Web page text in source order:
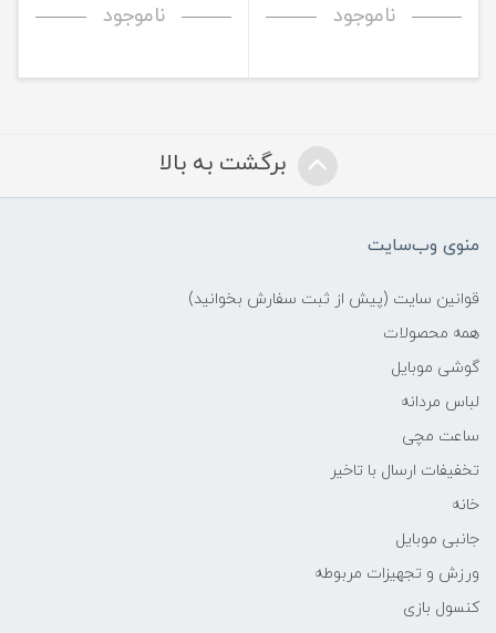
ناموجود ناموجود
برگشت به بالا
منوی وب‌سایت
قوانین سایت (پیش از ثبت سفارش بخوانید)
همه محصولات
گوشی موبایل
لباس مردانه
ساعت مچی
تخفیفات ارسال با تاخیر
خانه
جانبی موبایل
ورزش و تجهیزات مربوطه
کنسول بازی